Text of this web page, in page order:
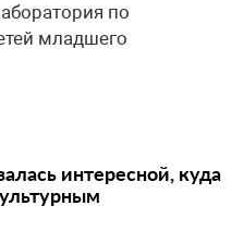
по
младшего
интересной, куда